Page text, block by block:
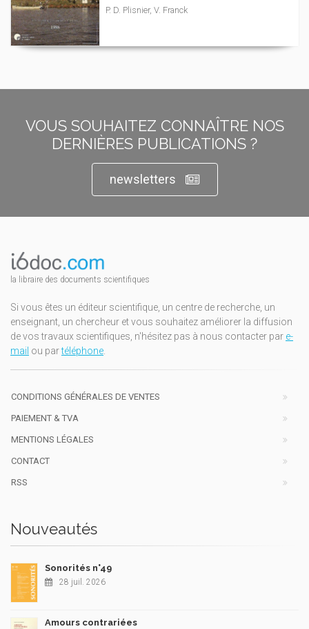
P. D. Plisnier, V. Franck
VOUS SOUHAITEZ CONNAÎTRE NOS
DERNIÈRES PUBLICATIONS ?
newsletters
la libraire des documents scientifiques
Si vous êtes un éditeur scientifique, un centre de recherche, un
enseignant, un chercheur et vous souhaitez améliorer la diffusion
de vos travaux scientifiques, n'hésitez pas à nous contacter par e-
mail ou partéléphone.
CONDITIONS GÉNÉRALES DE VENTES
PAIEMENT & TVA
MENTIONS LÉGALES
CONTACT
RSS
Nouveautés
Sonorités n°49
28 juil. 2026
Amours contrariées